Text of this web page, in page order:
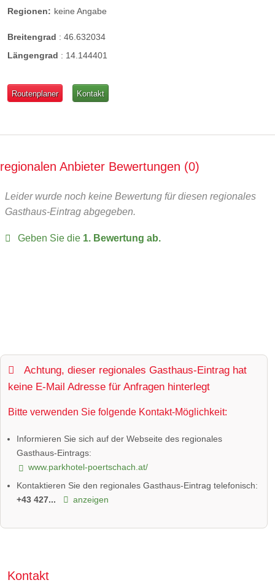
Regionen: keine Angabe
Breitengrad : 46.632034
Längengrad : 14.144401
Routenplaner Kontakt
regionalen Anbieter Bewertungen 0
Leider wurde noch keine Bewertung für diesen regionales
Gasthaus-Eintrag abgegeben.
Geben Sie die 1. Bewertung ab.
Achtung, dieser regionales Gasthaus-Eintrag hat
keine E-Mail Adresse für Anfragen hinterlegt
Bitte verwenden Sie folgende Kontakt-Möglichkeit:
Informieren Sie sich auf der Webseite des regionales
Gasthaus-Eintrags:
www.parkhotel-poertschach.at/
Kontaktieren Sie den regionales Gasthaus-Eintrag telefonisch:
+43 427...
anzeigen
Kontakt